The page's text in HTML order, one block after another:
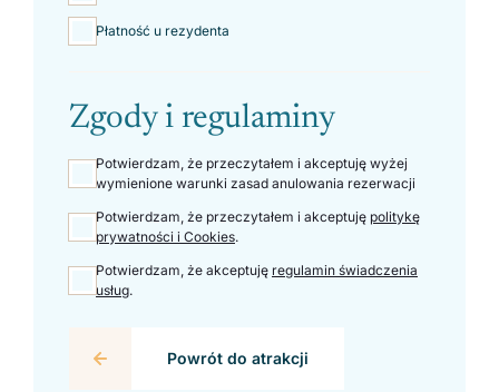
Płatność u rezydenta
Zgody i regulaminy
Potwierdzam, że przeczytałem i akceptuję wyżej
wymienione warunki zasad anulowania rezerwacji
Potwierdzam, że przeczytałem i akceptuję politykę
prywatności i Cookies.
Potwierdzam, że akceptuję regulamin świadczenia
usług.
Powrót do atrakcji